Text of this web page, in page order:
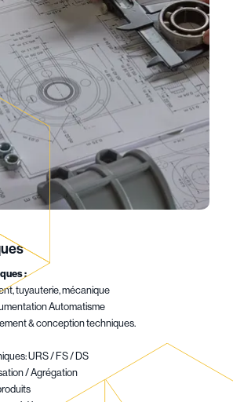
:
tuyauterie, mécanique
Automatisme
& conception techniques.
URS / FS / DS
/ Agrégation